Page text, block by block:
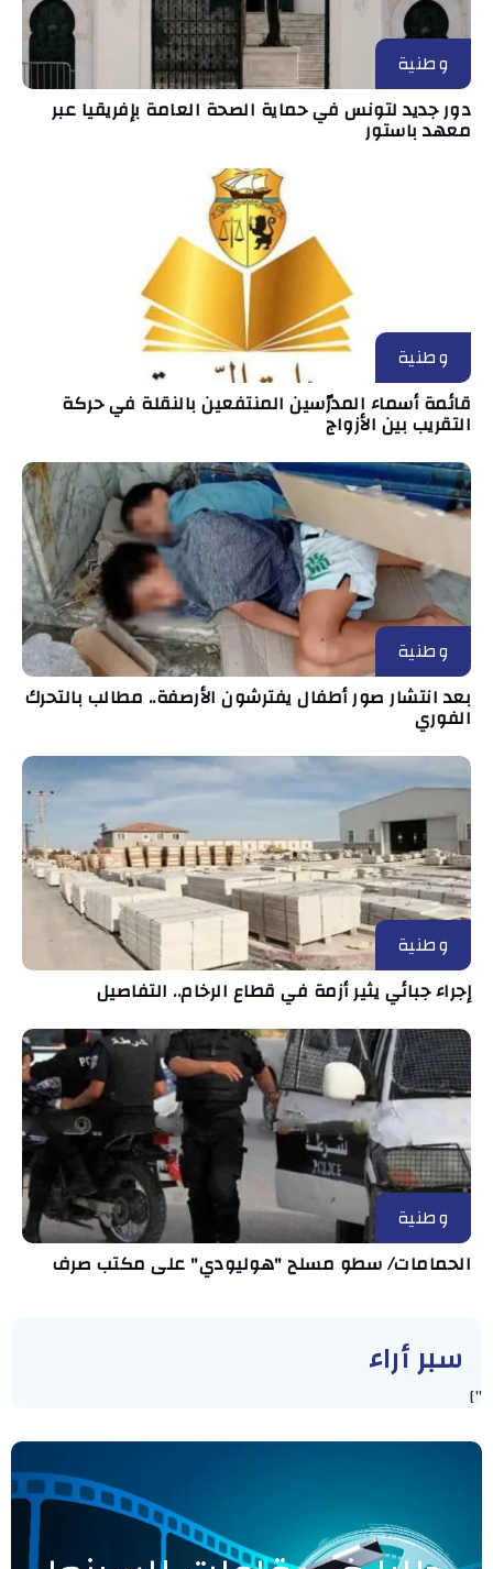
وطنية
دور جديد لتونس في حماية الصحة العامة بإفريقيا عبر
معهد باستور
وطنية
قائمة أسماء المدرّسين المنتفعين بالنقلة في حركة
التقريب بين الأزواج
وطنية
بعد انتشار صور أطفال يفترشون الأرصفة.. مطالب بالتحرك
الفوري
وطنية
إجراء جبائي يثير أزمة في قطاع الرخام.. التفاصيل
وطنية
الحمامات/ سطو مسلح "هوليودي" على مكتب صرف
سبر أراء
"]